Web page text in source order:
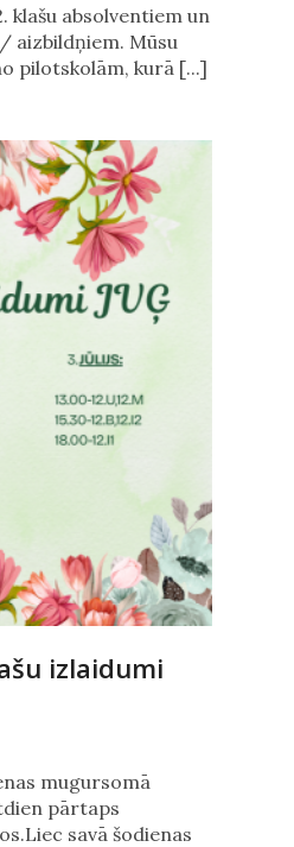
klašu absolventiem un
aizbildņiem. Mūsu
pilotskolām, kurā [...]
izlaidumi
mugursomā
pārtaps
savā šodienas